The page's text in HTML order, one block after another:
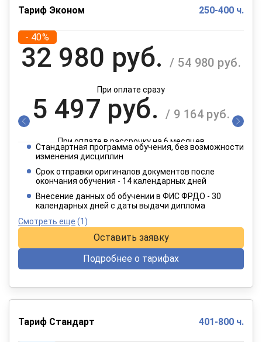
Тариф Эконом 250-400 ч.
- 40%
32 980 руб. / 54 980 руб.
При оплате сразу
5 497 руб. / 9 164 руб.
При оплате в рассрочку на 6 месяцев
2 749 руб.
При оплате в рассрочку на 12 месяцев
Стандартная программа обучения, без возможности
изменения дисциплин
Срок отправки оригиналов документов после
окончания обучения - 14 календарных дней
Внесение данных об обучении в ФИС ФРДО - 30
календарных дней с даты выдачи диплома
Смотреть еще (1)
Оставить заявку
Подробнее о тарифах
Тариф Стандарт 401-800 ч.